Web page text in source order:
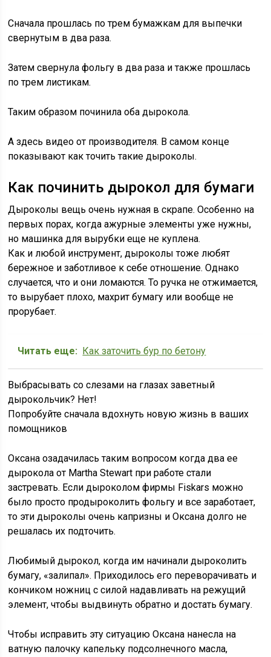
Сначала прошлась по трем бумажкам для выпечки
свернутым в два раза.
Затем свернула фольгу в два раза и также прошлась
по трем листикам.
Таким образом починила оба дырокола.
А здесь видео от производителя. В самом конце
показывают как точить такие дыроколы.
Как починить дырокол для бумаги
Дыроколы вещь очень нужная в скрапе. Особенно на
первых порах, когда ажурные элементы уже нужны,
но машинка для вырубки еще не куплена.
Как и любой инструмент, дыроколы тоже любят
бережное и заботливое к себе отношение. Однако
случается, что и они ломаются. То ручка не отжимается,
то вырубает плохо, махрит бумагу или вообще не
прорубает.
Читать еще: Как заточить бур по бетону
Выбрасывать со слезами на глазах заветный
дырокольчик? Нет!
Попробуйте сначала вдохнуть новую жизнь в ваших
помощников
Оксана озадачилась таким вопросом когда два ее
дырокола от Martha Stewart при работе стали
застревать. Если дыроколом фирмы Fiskars можно
было просто продыроколить фольгу и все заработает,
то эти дыроколы очень капризны и Оксана долго не
решалась их подточить.
Любимый дырокол, когда им начинали дыроколить
бумагу, «залипал». Приходилось его переворачивать и
кончиком ножниц с силой надавливать на режущий
элемент, чтобы выдвинуть обратно и достать бумагу.
Чтобы исправить эту ситуацию Оксана нанесла на
ватную палочку капельку подсолнечного масла,